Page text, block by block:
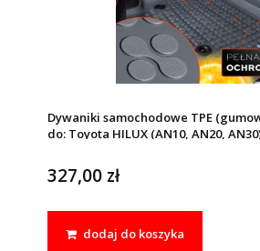
Dywaniki samochodowe TPE
do: Toyota HILUX (AN10, AN20,
327,00 zł
dodaj do koszyka